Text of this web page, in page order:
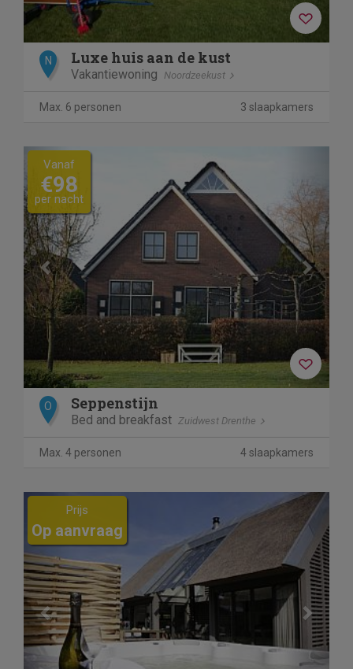
N Luxe huis aan de kust
Vakantiewoning Noordzeekust
Max. 6 personen 3 slaapkamers
Previous
Vanaf
€98
per nacht
O Seppenstijn
Bed and breakfast Zuidwest Drenthe
Max. 4 personen 4 slaapkamers
Previous Next
Prijs
Op aanvraag